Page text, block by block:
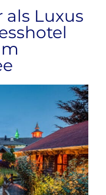
als Luxus